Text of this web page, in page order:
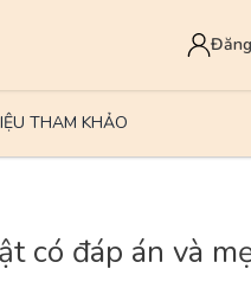
THAM KHẢO
có đáp án và